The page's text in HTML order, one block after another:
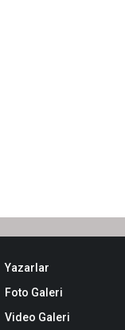
Yazarlar
Foto Galeri
Video Galeri